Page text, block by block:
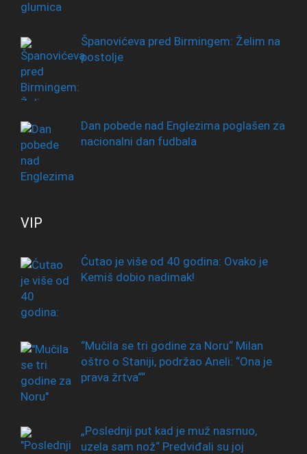
Španovićeva pred Birmingem: Želim na
postolje
Dan pobede nad Englezima poglašen za
nacionalni dan fudbala
VIP
Ćutao je više od 40 godina: Ovako je
Kemiš dobio nadimak!
“Mučila se tri godine za Noru“ Milan
oštro o Staniji, podržao Aneli: “Ona je
prava žrtva““
„Poslednji put kad je muž nasrnuo,
uzela sam nož“ Predviđali su joj